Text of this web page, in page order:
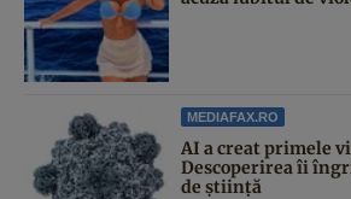
MEDIAFAX.RO
AI a creat primele
Descoperirea îi
de știință